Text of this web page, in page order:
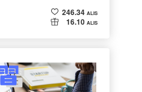
246.34 ALIS
16.10 ALIS